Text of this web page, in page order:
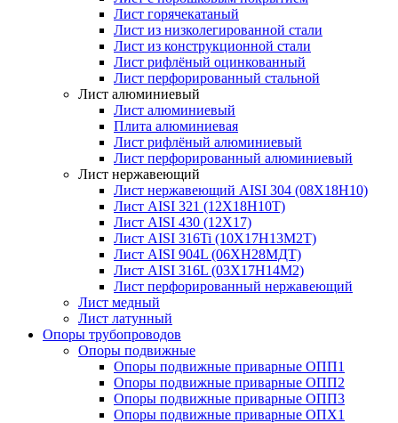
Лист горячекатаный
Лист из низколегированной стали
Лист из конструкционной стали
Лист рифлёный оцинкованный
Лист перфорированный стальной
Лист алюминиевый
Лист алюминиевый
Плита алюминиевая
Лист рифлёный алюминиевый
Лист перфорированный алюминиевый
Лист нержавеющий
Лист нержавеющий AISI 304 (08Х18Н10)
Лист AISI 321 (12Х18Н10Т)
Лист AISI 430 (12Х17)
Лист AISI 316Ti (10Х17Н13М2Т)
Лист AISI 904L (06ХН28МДТ)
Лист AISI 316L (03Х17Н14М2)
Лист перфорированный нержавеющий
Лист медный
Лист латунный
Опоры трубопроводов
Опоры подвижные
Опоры подвижные приварные ОПП1
Опоры подвижные приварные ОПП2
Опоры подвижные приварные ОПП3
Опоры подвижные приварные ОПХ1